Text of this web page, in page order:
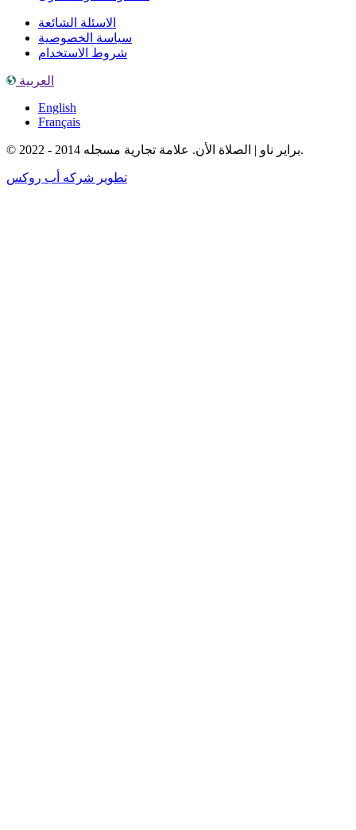
الاسئلة الشائعة
سياسة الخصوصية
شروط الاستخدام
العربية
English
Français
© براير ناو | الصلاة الأن. علامة تجارية مسجله 2014 - 2022.
تطوير شركه أب روكس